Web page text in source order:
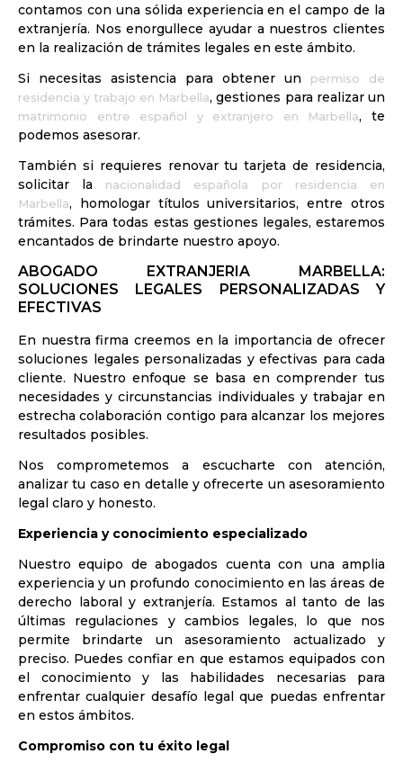
contamos con una sólida experiencia en el campo de la
extranjería. Nos enorgullece ayudar a nuestros clientes
en la realización de trámites legales en este ámbito.
Si necesitas asistencia para obtener un
permiso de
residencia y trabajo en Marbella, gestiones para realizar un
matrimonio entre español y extranjero en Marbella, te
podemos asesorar.
También si requieres renovar tu tarjeta de residencia,
solicitar la
nacionalidad española por residencia en
Marbella, homologar títulos universitarios, entre otros
trámites. Para todas estas gestiones legales, estaremos
encantados de brindarte nuestro apoyo.
ABOGADO EXTRANJERIA MARBELLA:
SOLUCIONES LEGALES PERSONALIZADAS Y
EFECTIVAS
En nuestra firma creemos en la importancia de ofrecer
soluciones legales personalizadas y efectivas para cada
cliente. Nuestro enfoque se basa en comprender tus
necesidades y circunstancias individuales y trabajar en
estrecha colaboración contigo para alcanzar los mejores
resultados posibles.
Nos comprometemos a escucharte con atención,
analizar tu caso en detalle y ofrecerte un asesoramiento
legal claro y honesto.
Experiencia y conocimiento especializado
Nuestro equipo de abogados cuenta con una amplia
experiencia y un profundo conocimiento en las áreas de
derecho laboral y extranjería. Estamos al tanto de las
últimas regulaciones y cambios legales, lo que nos
permite brindarte un asesoramiento actualizado y
preciso. Puedes confiar en que estamos equipados con
el conocimiento y las habilidades necesarias para
enfrentar cualquier desafío legal que puedas enfrentar
en estos ámbitos.
Compromiso con tu éxito legal